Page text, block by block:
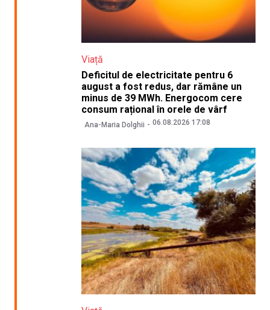
Viață
Deficitul de electricitate pentru 6
august a fost redus, dar rămâne un
minus de 39 MWh. Energocom cere
consum rațional în orele de vârf
Ana-Maria Dolghii 06.08.2026 17:08